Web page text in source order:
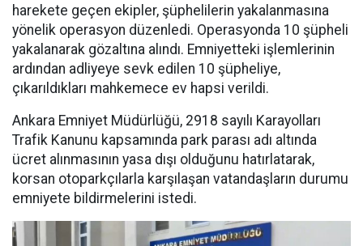
harekete geçen ekipler, şüphelilerin yakalanmasına
yönelik operasyon düzenledi. Operasyonda 10 şüpheli
yakalanarak gözaltına alındı. Emniyetteki işlemlerinin
ardından adliyeye sevk edilen 10 şüpheliye,
çıkarıldıkları mahkemece ev hapsi verildi.
Ankara Emniyet Müdürlüğü, 2918 sayılı Karayolları
Trafik Kanunu kapsamında park parası adı altında
ücret alınmasının yasa dışı olduğunu hatırlatarak,
korsan otoparkçılarla karşılaşan vatandaşların durumu
emniyete bildirmelerini istedi.